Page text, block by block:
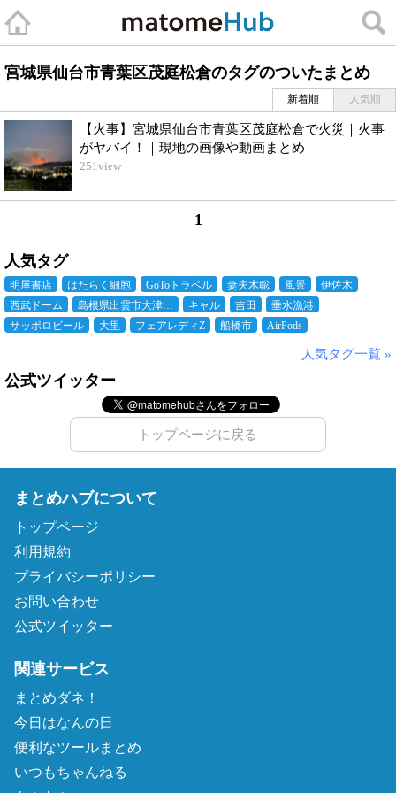
宮城県仙台市青葉区茂庭松倉のタグのついたまとめ
新着順 人気順
【火事】宮城県仙台市青葉区茂庭松倉で火災｜火事
がヤバイ！｜現地の画像や動画まとめ
251view
1
人気タグ
明屋書店 はたらく細胞 GoToトラベル 妻夫木聡 風景
伊佐木
西武ドーム
島根県出雲市大津… キャル 吉田
垂水漁港
サッポロビール
大里 フェアレディZ 船橋市 AirPods
人気タグ一覧 »
公式ツイッター
トップページに戻る
まとめハブについて
トップページ
利用規約
プライバシーポリシー
お問い合わせ
公式ツイッター
関連サービス
まとめダネ！
今日はなんの日
便利なツールまとめ
いつもちゃんねる